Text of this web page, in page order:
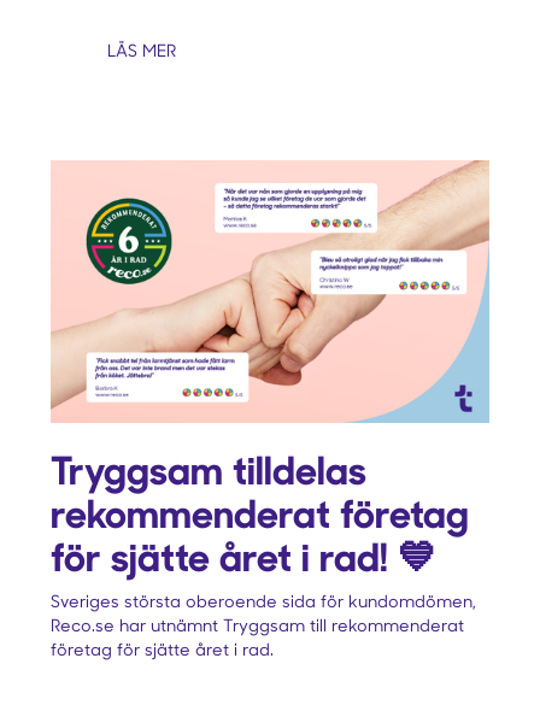
LÄS MER
Tryggsam tilldelas
rekommenderat företag
för sjätte året i rad! 💙
Sveriges största oberoende sida för kundomdömen,
Reco.se har utnämnt Tryggsam till rekommenderat
företag för sjätte året i rad.